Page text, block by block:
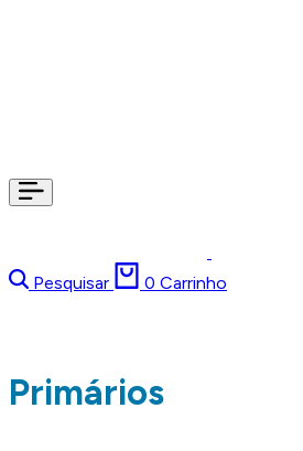
Pesquisar 0 Carrinho
Primários